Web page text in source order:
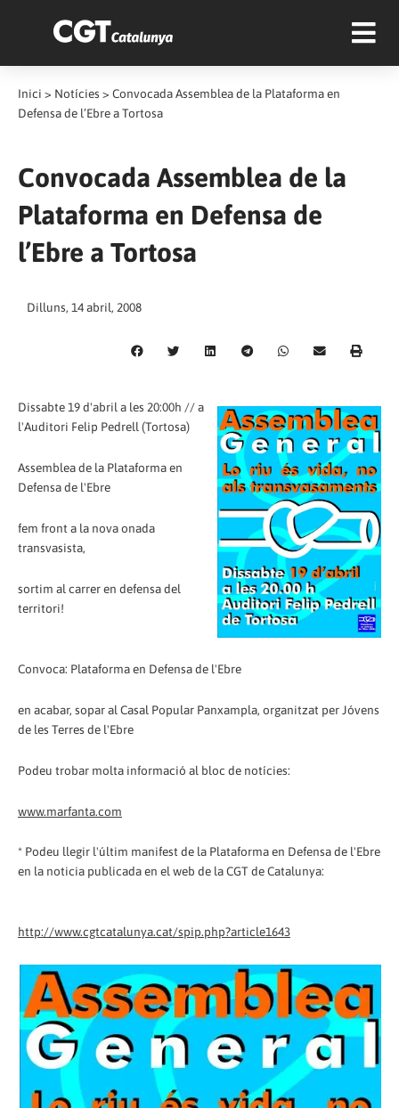
Inici > Notícies > Convocada Assemblea de la Plataforma en
Defensa de l’Ebre a Tortosa
Convocada Assemblea de la
Plataforma en Defensa de
l’Ebre a Tortosa
Dilluns, 14 abril, 2008
Dissabte 19 d'abril a les 20:00h // a
l'Auditori Felip Pedrell (Tortosa)
Assemblea de la Plataforma en
Defensa de l'Ebre
fem front a la nova onada
transvasista,
sortim al carrer en defensa del
territori!
Convoca: Plataforma en Defensa de l'Ebre
en acabar, sopar al Casal Popular Panxampla, organitzat per Jóvens
de les Terres de l'Ebre
Podeu trobar molta informació al bloc de notícies:
www.marfanta.com
* Podeu llegir l'últim manifest de la Plataforma en Defensa de l'Ebre
en la noticia publicada en el web de la CGT de Catalunya:
http://www.cgtcatalunya.cat/spip.php?article1643